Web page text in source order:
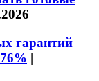
гарантий
|